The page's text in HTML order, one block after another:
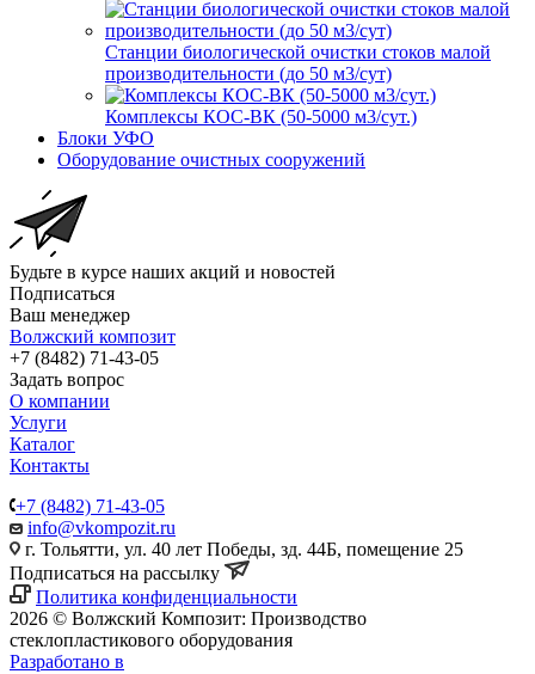
Станции биологической очистки стоков малой
производительности (до 50 м3/сут)
Комплексы КОС-ВК (50-5000 м3/сут.)
Блоки УФО
Оборудование очистных сооружений
Будьте в курсе наших акций и новостей
Подписаться
Ваш менеджер
Волжский композит
+7 (8482) 71-43-05
Задать вопрос
О компании
Услуги
Каталог
Контакты
+7 (8482) 71-43-05
info@vkompozit.ru
г. Тольятти, ул. 40 лет Победы, зд. 44Б, помещение 25
Подписаться на рассылку
Политика конфиденциальности
2026 © Волжский Композит: Производство
стеклопластикового оборудования
Разработано в